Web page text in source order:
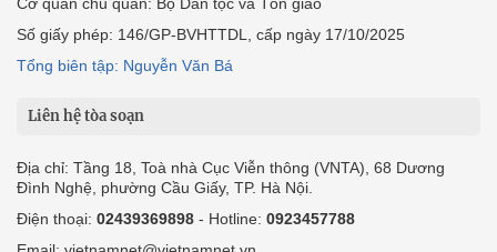
Giảm nghèo bền vững Nông thôn mới
Dân tộc thiểu số và miền núi
Multimedia Podcast
24h qua